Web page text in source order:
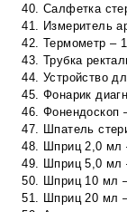
Салфетка
Измеритель
Термометр –
Трубка
Устройство
Фонарик
Фонендоскоп
Шпатель
Шприц 2,0 мл
Шприц 5,0 мл
Шприц 10 мл
Шприц 20 мл